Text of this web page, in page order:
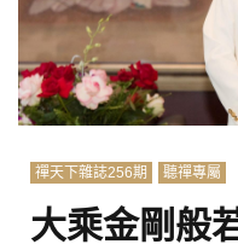
禪天下雜誌256期 聽禪專屬
大乘金剛般